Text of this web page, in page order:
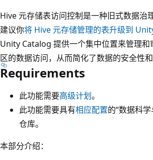
Hive 元存储表访问控制是一种旧式数据治
建议你将 Hive 元存储管理的表升级到
Unity Catalog 提供一个集中位置来管理和
区的数据访问，从而简化了数据的安全性和
Requirements
此功能需要高级计划。
此功能需要具有相应配置的“数据科
仓库。
本部分介绍：